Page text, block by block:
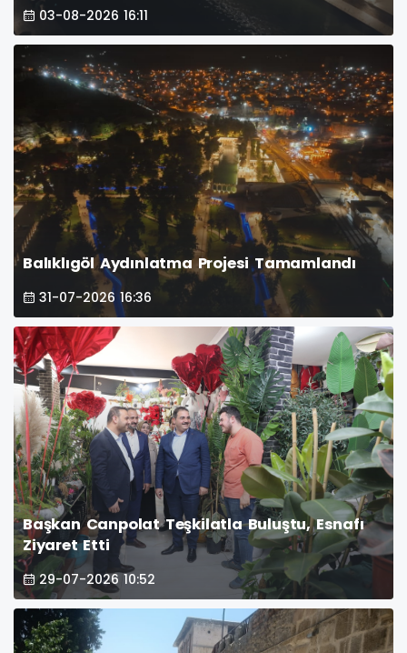
03-08-2026 16:11
Balıklıgöl Aydınlatma Projesi Tamamlandı
31-07-2026 16:36
Başkan Canpolat Teşkilatla Buluştu, Esnafı
Ziyaret Etti
29-07-2026 10:52